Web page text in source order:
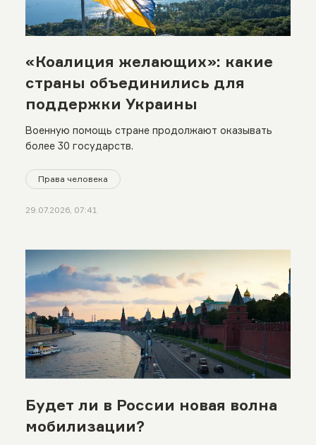
«Коалиция желающих»: какие
страны объединились для
поддержки Украины
Военную помощь стране продолжают оказывать
более 30 государств.
Права человека
29.07.2026, 07:41
Будет ли в России новая волна
мобилизации?